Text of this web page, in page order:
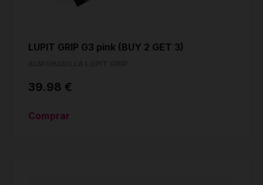
LUPIT GRIP G3 pink (BUY 2 GET 3)
39.98 €
Comprar